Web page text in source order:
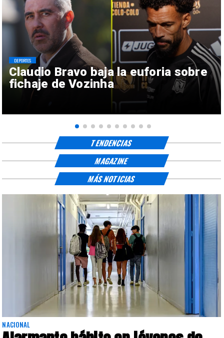
Claudio Bravo baja la euforia sobre
fichaje de Vozinha
DEPORTES
TENDENCIAS
MAGAZINE
NACIONAL
MÁS NOTICIAS